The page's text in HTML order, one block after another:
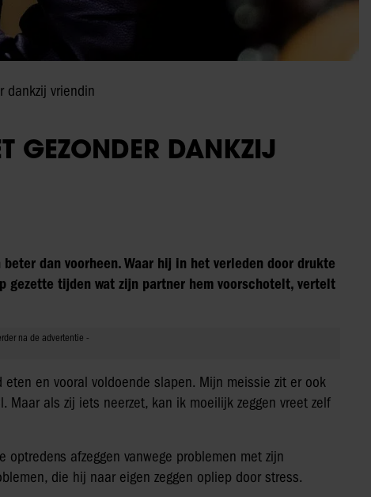
dankzij vriendin
GEZONDER DANKZIJ
dan voorheen. Waar hij in het verleden door drukte
gezette tijden wat zijn partner hem voorschotelt, vertelt
en vooral voldoende slapen. Mijn meissie zit er ook
Maar als zij iets neerzet, kan ik moeilijk zeggen vreet zelf
afzeggen vanwege problemen met zijn
die hij naar eigen zeggen opliep door stress.